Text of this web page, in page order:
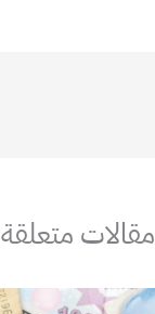
مقالات متعلقة